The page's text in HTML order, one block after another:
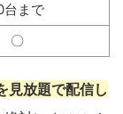
台まで
〇
見放題で配信し